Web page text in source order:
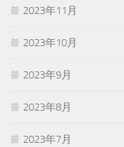
2023年11月
2023年10月
2023年9月
2023年8月
2023年7月